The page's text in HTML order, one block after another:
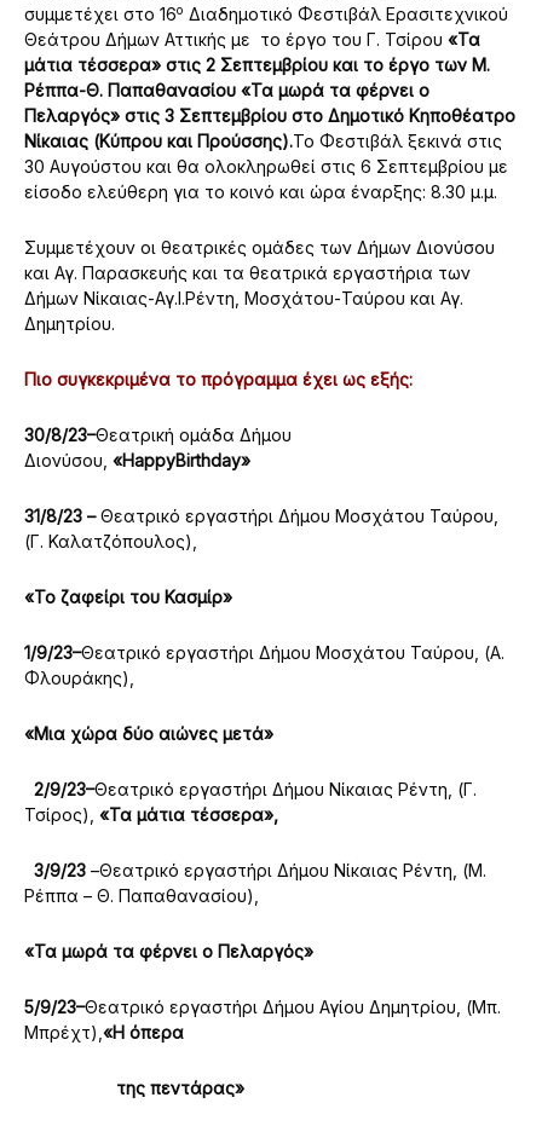
συμμετέχει στο 16ο Διαδημοτικό Φεστιβάλ Ερασιτεχνικού
Θεάτρου Δήμων Αττικής με το έργο του Γ. Τσίρου «Τα
μάτια τέσσερα» στις 2 Σεπτεμβρίου και το έργο των Μ.
Ρέππα-Θ. Παπαθανασίου «Τα μωρά τα φέρνει ο
Πελαργός» στις 3 Σεπτεμβρίου στο Δημοτικό Κηποθέατρο
Νίκαιας (Κύπρου και Προύσσης).Το Φεστιβάλ ξεκινά στις
30 Αυγούστου και θα ολοκληρωθεί στις 6 Σεπτεμβρίου με
είσοδο ελεύθερη για το κοινό και ώρα έναρξης: 8.30 μ.μ.
Συμμετέχουν οι θεατρικές ομάδες των Δήμων Διονύσου
και Αγ. Παρασκευής και τα θεατρικά εργαστήρια των
Δήμων Νίκαιας-Αγ.Ι.Ρέντη, Μοσχάτου-Ταύρου και Αγ.
Δημητρίου.
Πιο συγκεκριμένα το πρόγραμμα έχει ως εξής:
30/8/23–Θεατρική ομάδα Δήμου
Διονύσου, «HappyBirthday»
31/8/23 –Θεατρικό εργαστήρι Δήμου Μοσχάτου Ταύρου,
(Γ. Καλατζόπουλος),
«Το ζαφείρι του Κασμίρ»
1/9/23–Θεατρικό εργαστήρι Δήμου Μοσχάτου Ταύρου, (Α.
Φλουράκης),
«Μια χώρα δύο αιώνες μετά»
2/9/23–Θεατρικό εργαστήρι Δήμου Νίκαιας Ρέντη, (Γ.
Τσίρος), «Τα μάτια τέσσερα»,
3/9/23 –Θεατρικό εργαστήρι Δήμου Νίκαιας Ρέντη, (Μ.
Ρέππα – Θ. Παπαθανασίου),
«Τα μωρά τα φέρνει ο Πελαργός»
5/9/23–Θεατρικό εργαστήρι Δήμου Αγίου Δημητρίου, (Μπ.
Μπρέχτ), «Η όπερα
της πεντάρας»